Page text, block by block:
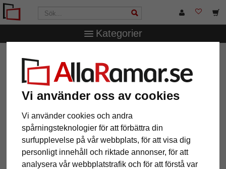
Vi använder oss av cookies
Vi använder cookies och andra
spårningsteknologier för att förbättra din
surfupplevelse på vår webbplats, för att visa dig
personligt innehåll och riktade annonser, för att
analysera vår webbplatstrafik och för att förstå var
Kategorier
2,1 mm passepartout efter mått
2,1 mm passepartout efter mått
Pictures Preview